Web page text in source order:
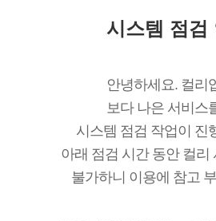
시스템 점검
안녕하세요. 컬리
보다 나은 서비스
시스템 점검 작업이 진
아래 점검 시간 동안 컬리
불가하니 이용에 참고